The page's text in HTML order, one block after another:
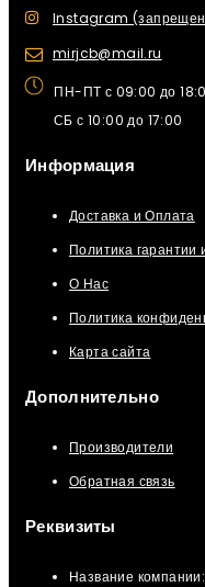
Instagram
mirjcb@mail.ru
ПН-ПТ с 09:00 до
СБ с 10:00 до 17:00
Информация
Доставка и Оплата
Политика гарантии
О Нас
Политика
Карта сайта
Дополнительно
Производители
Обратная связь
Реквизиты
Название